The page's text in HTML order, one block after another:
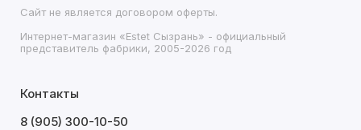
Сайт не является договором оферты.
Интернет-магазин «Estet Сызрань» - официальный
представитель фабрики, 2005-2026 год
Контакты
8 (905) 300-10-50